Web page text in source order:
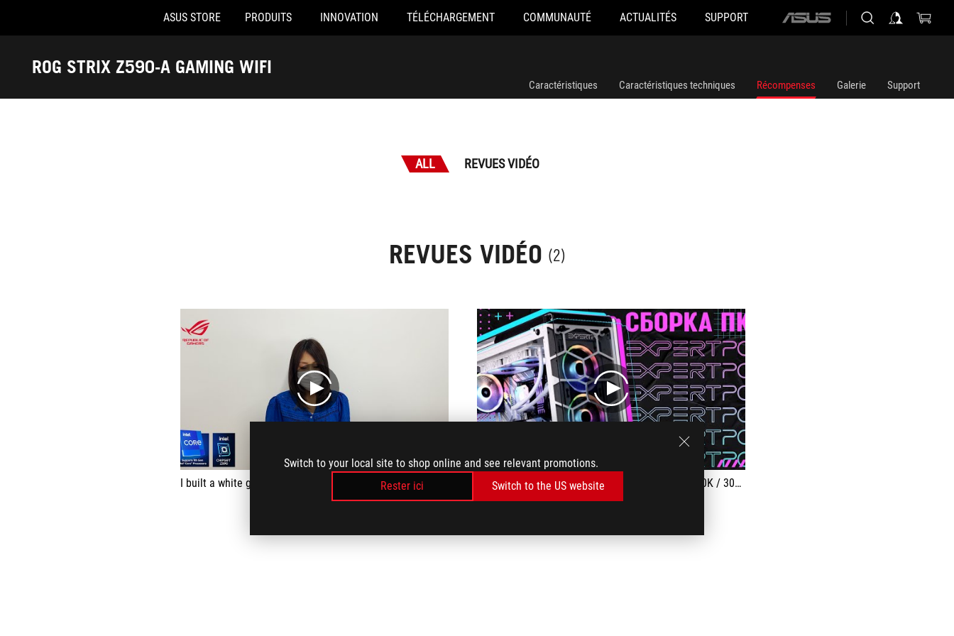
Switch to your local site to shop online and see relevant promotions.
Rester ici
Switch to the US website
Accessibility links
ASUS STORE PRODUITS INNOVATION TÉLÉCHARGEMENT COMMUNAUTÉ ACTUALITÉS SUPPORT
ASUS
ROG STRIX Z590-A GAMING WIFI
Récompenses
Caractéristiques Caractéristiques techniques Récompenses Galerie Support
ALL REVUES VIDÉO
REVUES VIDÉO (2)
play
I built a white gaming PC.
play
EXPERTPC GLORY Gaming PC Assembly - i9 11900K / 3080 Ti